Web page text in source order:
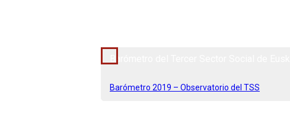
2019
Barómetro 2019 – Observatorio del TSS